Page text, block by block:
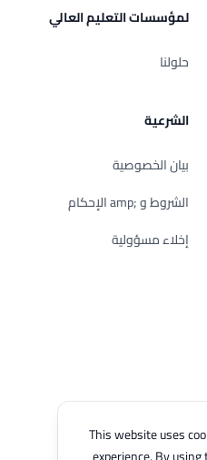
This website uses
لمؤسسات التعليم العالي
حلولنا
الشرعية
بيان الخصوصية
الشروط و ;amp الإحكام
إخلاء مسؤولية